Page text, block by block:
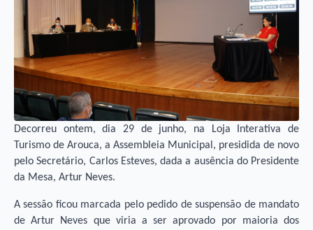
Decorreu ontem, dia 29 de junho, na Loja Interativa de
Turismo de Arouca, a Assembleia Municipal, presidida de novo
pelo Secretário, Carlos Esteves, dada a ausência do Presidente
da Mesa, Artur Neves.
A sessão ficou marcada pelo pedido de suspensão de mandato
de Artur Neves que viria a ser aprovado por maioria dos